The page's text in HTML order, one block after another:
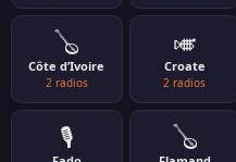
🪕
Côte d’Ivoire
2 radios
🎺
Croate
2 radios
🎙️ 🪕